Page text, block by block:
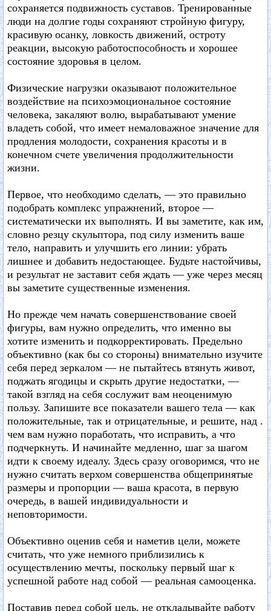
сохраняется подвижность суставов. Тренированные
люди на долгие годы сохраняют стройную фигуру,
красивую осанку, ловкость движений, остроту
реакции, высокую работоспособность и хорошее
состояние здоровья в целом.
Физические нагрузки оказывают положительное
воздействие на психоэмоциональное состояние
человека, закаляют волю, вырабатывают умение
владеть собой, что имеет немаловажное значение для
продления молодости, сохранения красоты и в
конечном счете увеличения продолжительности
жизни.
Первое, что необходимо сделать, — это правильно
подобрать комплекс упражнений, второе —
систематически их выполнять. И вы заметите, как им,
словно резцу скульптора, под силу изменить ваше
тело, направить и улучшить его линии: убрать
лишнее и добавить недостающее. Будьте настойчивы,
и результат не заставит себя ждать — уже через месяц
вы заметите существенные изменения.
Но прежде чем начать совершенствование своей
фигуры, вам нужно определить, что именно вы
хотите изменить и подкорректировать. Предельно
объективно (как бы со стороны) внимательно изучите
себя перед зеркалом — не пытайтесь втянуть живот,
поджать ягодицы и скрыть другие недостатки, —
такой взгляд на себя сослужит вам неоценимую
пользу. Запишите все показатели вашего тела — как
положительные, так и отрицательные, и решите, над .
чем вам нужно поработать, что исправить, а что
подчеркнуть. И начинайте медленно, шаг за шагом
идти к своему идеалу. Здесь сразу оговоримся, что не
нужно считать верхом совершенства общепринятые
размеры и пропорции — ваша красота, в первую
очередь, в вашей индивидуальности и
неповторимости.
Объективно оценив себя и наметив цели, можете
считать, что уже немного приблизились к
осуществлению мечты, поскольку первый шаг к
успешной работе над собой — реальная самооценка.
Поставив перед собой цель, не откладывайте работу